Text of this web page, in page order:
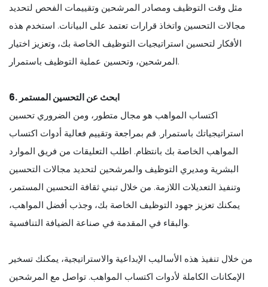
مثل وقت التوظيف ومصادر المرشحين وتقييمات الفحص لتحديد
مجالات التحسين واتخاذ قرارات تعتمد على البيانات. استخدم هذه
الأفكار لتحسين استراتيجيات التوظيف الخاصة بك، وتعزيز اختيار
المرشحين، وتحسين عملية التوظيف باستمرار.
6. ابحث عن التحسين المستمر
اكتساب المواهب هو مجال متطور، ومن الضروري تحسين
استراتيجياتك باستمرار. قم بمراجعة وتقييم فعالية أدوات اكتساب
المواهب الخاصة بك بانتظام. اطلب التعليقات من فريق الموارد
البشرية ومديري التوظيف والمرشحين لتحديد مجالات التحسين
وتنفيذ التعديلات اللازمة. من خلال تبني ثقافة التحسين المستمر،
يمكنك تعزيز جهود التوظيف الخاصة بك، وجذب أفضل المواهب،
والبقاء في المقدمة في صناعة الضيافة التنافسية.
من خلال تنفيذ هذه الأساليب الإبداعية والاستراتيجية، يمكنك تسخير
الإمكانات الكاملة لأدوات اكتساب المواهب. تواصل مع المرشحين